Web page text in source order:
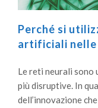
Perché si
artificiali nelle
Le reti neurali sono
più disruptive. In
dell’innovazione